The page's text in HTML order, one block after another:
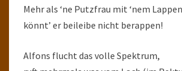
Mehr als ‘ne Putzfrau mit ‘nem Lappen
könnt’ er beileibe nicht berappen!
Alfons flucht das volle Spektrum,